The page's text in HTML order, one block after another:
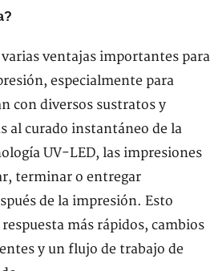
ventajas importantes para
especialmente para
con diversos sustratos y
al curado instantáneo de la
UV-LED, las impresiones
terminar o entregar
de la impresión. Esto
más rápidos, cambios
y un flujo de trabajo de